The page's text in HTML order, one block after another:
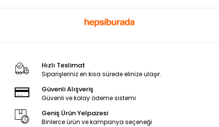
Hızlı Teslimat
Siparişleriniz en kısa sürede elinize ulaşır.
Güvenli Alışveriş
Güvenli ve kolay ödeme sistemi
Geniş Ürün Yelpazesi
Binlerce ürün ve kampanya seçeneği